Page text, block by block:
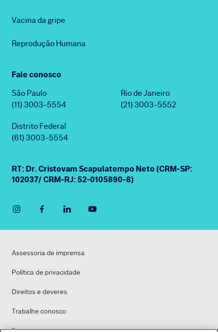
Vacina da gripe
Reprodução Humana
Fale conosco
São Paulo
(11) 3003-5554
Rio de Janeiro
(21) 3003-5552
Distrito Federal
(61) 3003-5554
RT: Dr. Cristovam Scapulatempo Neto (CRM-SP:
102037/ CRM-RJ: 52-0105890-8)
Assessoria de imprensa
Política de privacidade
Direitos e deveres
Trabalhe conosco